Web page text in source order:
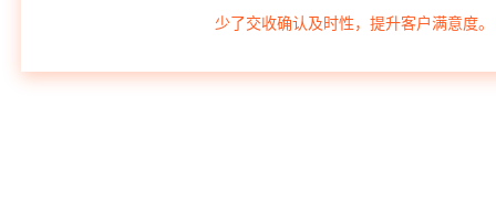
少了交收确认及时性，提升客户满意度。